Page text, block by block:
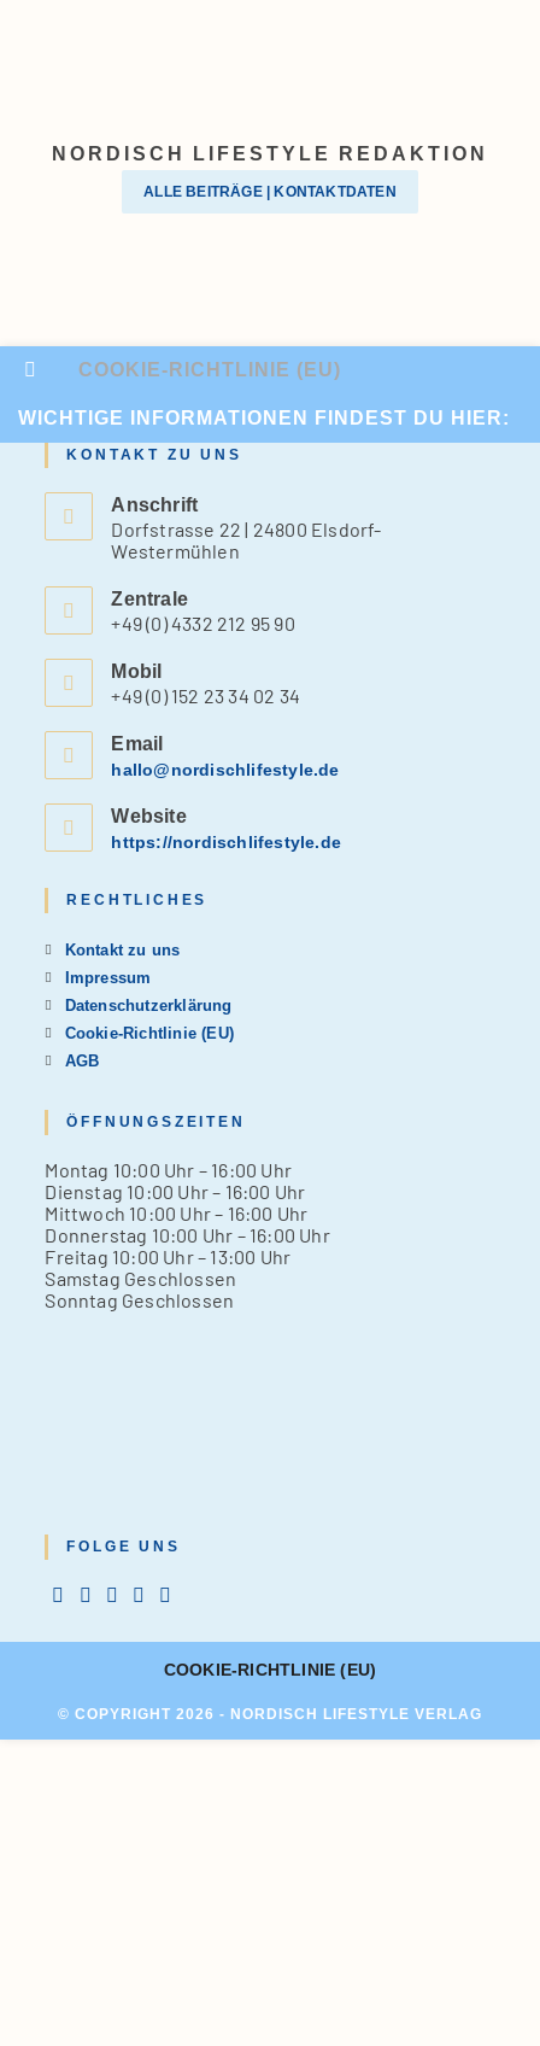
NORDISCH LIFESTYLE REDAKTION
ALLE BEITRÄGE | KONTAKTDATEN
COOKIE-RICHTLINIE (EU)
WICHTIGE INFORMATIONEN FINDEST DU HIER:
KONTAKT ZU UNS
Anschrift
Dorfstrasse 22 | 24800 Elsdorf-
Westermühlen
Zentrale
+49 (0) 4332 212 95 90
Mobil
+49 (0) 152 23 34 02 34
Email
hallo@nordischlifestyle.de
Website
https://nordischlifestyle.de
RECHTLICHES
Kontakt zu uns
Impressum
Datenschutzerklärung
Cookie-Richtlinie (EU)
AGB
ÖFFNUNGSZEITEN
Mon­tag 10:00 Uhr – 16:00 Uhr
Diens­tag 10:00 Uhr – 16:00 Uhr
Mitt­woch 10:00 Uhr – 16:00 Uhr
Don­ners­tag 10:00 Uhr – 16:00 Uhr
Frei­tag 10:00 Uhr – 13:00 Uhr
Sams­tag Geschlos­sen
Sonn­tag Geschlos­sen
FOLGE UNS
COOKIE-RICHTLINIE (EU)
© COPYRIGHT 2026 - NORDISCH LIFESTYLE VERLAG